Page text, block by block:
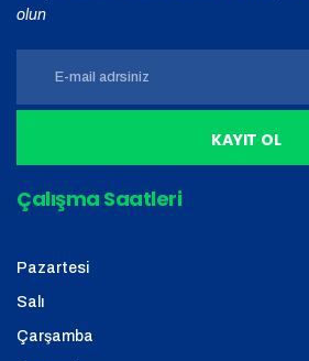
olun
KAYIT OL
Çalışma Saatleri
Pazartesi
Salı
Çarşamba